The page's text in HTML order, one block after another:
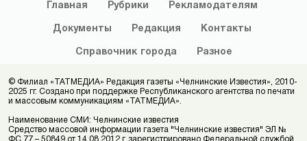
Главная Рубрики Рекламодателям
Документы Редакция Контакты
Справочник города Разное
© Филиал «ТАТМЕДИА» Редакция газеты «Челнинские Известия», 2010-
2025 гг. Создано при поддержке Республиканского агентства по печати
и массовым коммуникациям «ТАТМЕДИА».
Наименование СМИ: Челнинские известия
Средство массовой информации газета "Челнинские известия" ЭЛ №
ФС 77 – 50849 от 14.08.2012 г. зарегистрировано Федеральной службой